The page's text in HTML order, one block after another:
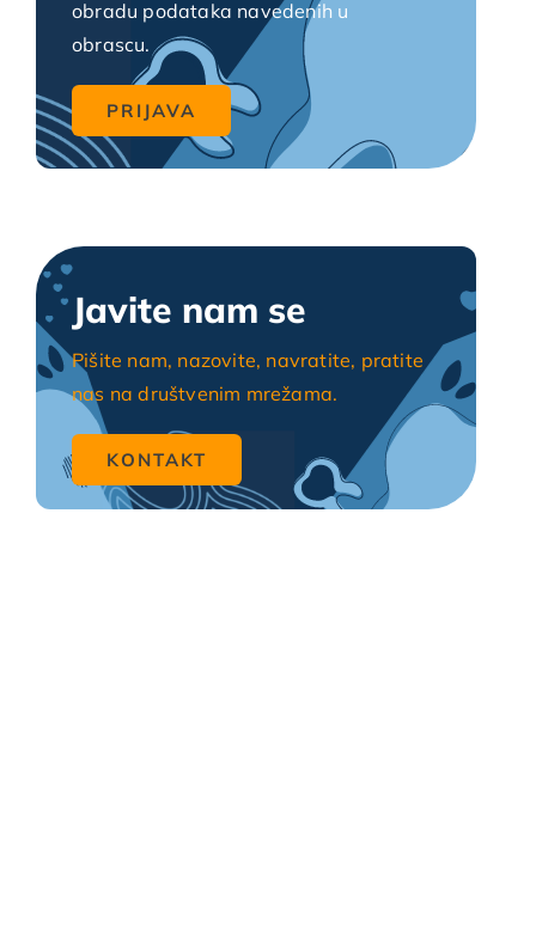
obradu podataka navedenih u
obrascu.
Javite nam se
Pišite nam, nazovite, navratite, pratite
nas na društvenim mrežama.
KONTAKT